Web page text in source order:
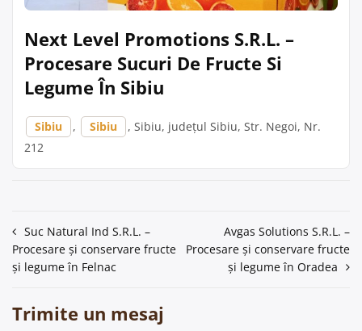
Next Level Promotions S.R.L. –
Procesare Sucuri De Fructe Si
Legume În Sibiu
Sibiu , Sibiu
, Sibiu, județul Sibiu, Str. Negoi, Nr.
212
Navigare
în
Suc Natural Ind S.R.L. –
Procesare și conservare fructe
și legume în Felnac
Avgas Solutions S.R.L. –
Procesare și conservare fructe
și legume în Oradea
Trimite un mesaj